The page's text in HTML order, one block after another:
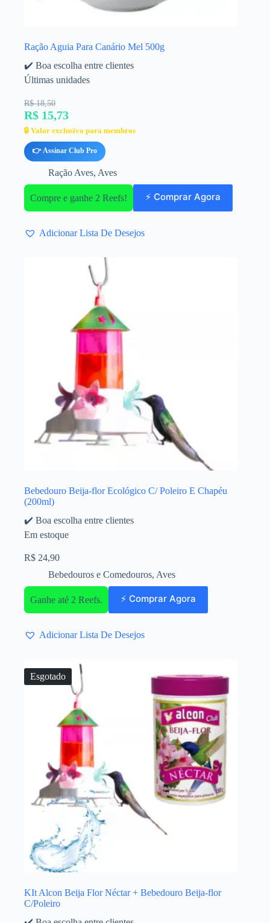
Ração Aguia Para Canário Mel 500g
✔️ Boa escolha entre clientes
Últimas unidades
R$ 18,50
R$ 15,73
🔒 Valor exclusivo para membros
👉 Assinar Club Pro
Ração Aves, Aves
Compre e ganhe 2 Reefs! ⚡ Comprar Agora
Adicionar Lista De Desejos
Bebedouro Beija-flor Ecológico C/ Poleiro E Chapéu
(200ml)
✔️ Boa escolha entre clientes
Em estoque
R$ 24,90
Bebedouros e Comedouros, Aves
Ganhe até 2 Reefs. ⚡ Comprar Agora
Adicionar Lista De Desejos
Esgotado
KIt Alcon Beija Flor Néctar + Bebedouro Beija-flor
C/Poleiro